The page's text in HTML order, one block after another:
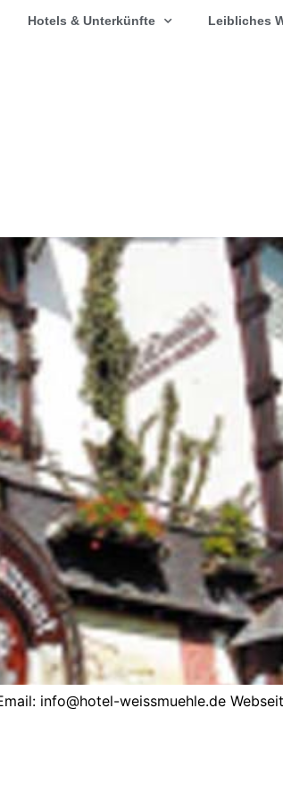
Hotels & Unterkünfte Leibliches
info@hotel-weissmuehle.de